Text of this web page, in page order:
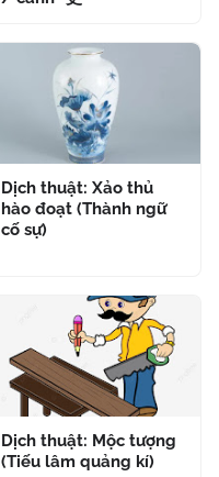
Dịch thuật: Xảo thủ
hào đoạt (Thành ngữ
cố sự)
Dịch thuật: Mộc tượng
(Tiếu lâm quảng kí)